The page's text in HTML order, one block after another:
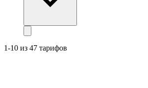
1-10 из 47 тарифов